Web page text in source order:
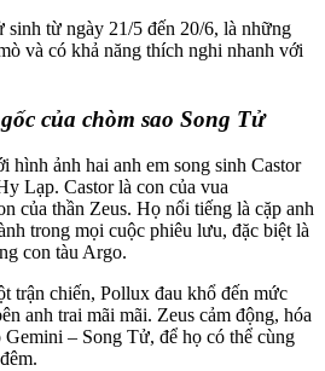
từ ngày 21/5 đến 20/6, là những
và có khả năng thích nghi nhanh với
của chòm sao Song Tử
hình ảnh hai anh em song sinh Castor
Lạp. Castor là con của vua
của thần Zeus. Họ nổi tiếng là cặp anh
trong mọi cuộc phiêu lưu, đặc biệt là
con tàu Argo.
trận chiến, Pollux đau khổ đến mức
anh trai mãi mãi. Zeus cảm động, hóa
Gemini – Song Tử, để họ có thể cùng